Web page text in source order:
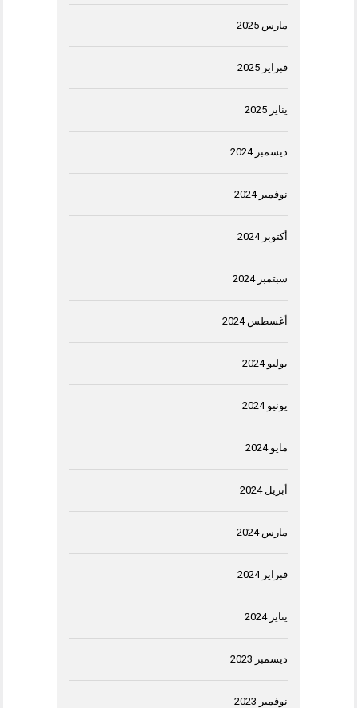
مارس 2025
فبراير 2025
يناير 2025
ديسمبر 2024
نوفمبر 2024
أكتوبر 2024
سبتمبر 2024
أغسطس 2024
يوليو 2024
يونيو 2024
مايو 2024
أبريل 2024
مارس 2024
فبراير 2024
يناير 2024
ديسمبر 2023
نوفمبر 2023